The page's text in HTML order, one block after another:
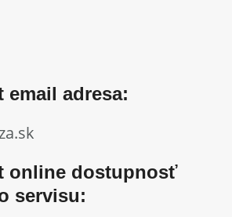
email adresa:
online dostupnosť
servisu: